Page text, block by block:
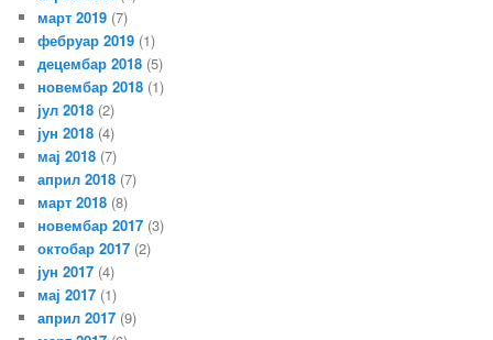
март 2019 (7)
фебруар 2019 (1)
децембар 2018 (5)
новембар 2018 (1)
јул 2018 (2)
јун 2018 (4)
мај 2018 (7)
април 2018 (7)
март 2018 (8)
новембар 2017 (3)
октобар 2017 (2)
јун 2017 (4)
мај 2017 (1)
април 2017 (9)